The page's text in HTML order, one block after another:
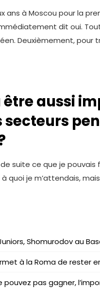
ans à Moscou pour la
dit oui.
Deuxièmement, pour
aussi
secteurs
suite ce que je pouvais
quoi je m’attendais,
Shomurodov au
à la Roma de rester
pouvez pas gagner,